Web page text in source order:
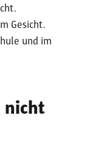
Gesicht.
und im
nicht